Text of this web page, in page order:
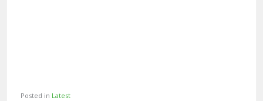
Posted in Latest